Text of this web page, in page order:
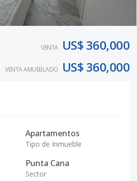
VENTA US$ 360,000
VENTA AMUEBLADO US$ 360,000
Apartamentos
Tipo de Inmueble
Punta Cana
Sector